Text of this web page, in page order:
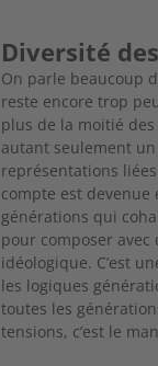
Diversité
On parle beaucoup
reste encore trop
plus de la moitié
autant seulement
représentations
compte est devenue
générations qui
pour composer
idéologique. C’est
les logiques
toutes les
tensions, c’est le